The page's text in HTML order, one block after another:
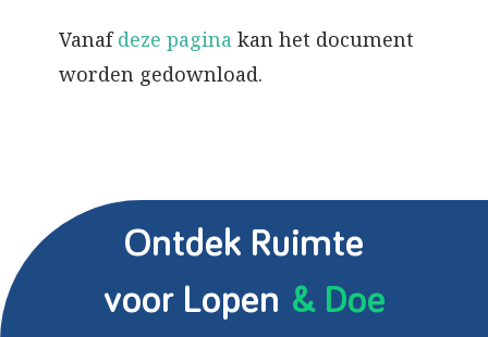
Vanafdeze pagina kan het document
worden gedownload.
Ontdek Ruimte
voor Lopen & Doe